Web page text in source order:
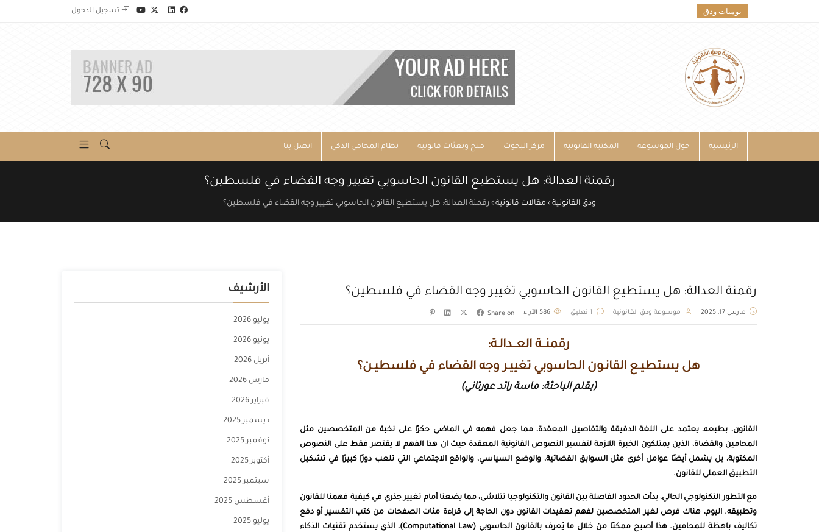
يوميات ودق تسجيل الدخول
الرئيسية حول الموسوعة المكتبة القانونية مركز البحوث منح وبعثات قانونية نظام المحامي الذكي اتصل بنا
رقمنة العدالة: هل يستطيع القانون الحاسوبي تغيير وجه القضاء في فلسطين؟
ودق القانونية › مقالات قانونية › رقمنة العدالة: هل يستطيع القانون الحاسوبي تغيير وجه القضاء في فلسطين؟
رقمنة العدالة: هل يستطيع القانون الحاسوبي تغيير وجه القضاء في فلسطين؟
مارس 17, 2025 موسوعة ودق القانونية 1 تعليق الآراء Share on
رقمنــة العــدالـة:
هل يستطيـع القانـون الحاسوبي تغييـر وجه القضاء في فلسطيـن؟
(بقلم الباحثة: ماسة رائد عورتاني)
القانون، بطبعه، يعتمد على اللغة الدقيقة والتفاصيل المعقدة، مما جعل فهمه في الماضي حكرًا على نخبة من المتخصصين مثل
المحامين والقضاة، الذين يمتلكون الخبرة اللازمة لتفسير النصوص القانونية المعقدة حيث ان هذا الفهم لا يقتصر فقط على النصوص
المكتوبة، بل يشمل أيضًا عوامل أخرى مثل السوابق القضائية، والوضع السياسي، والواقع الاجتماعي التي تلعب دورًا كبيرًا في تشكيل
التطبيق العملي للقانون.
مع التطور التكنولوجي الحالي، بدأت الحدود الفاصلة بين القانون والتكنولوجيا تتلاشى، مما يضعنا أمام تغيير جذري في كيفية فهمنا للقانون
وتطبيقه. اليوم، هناك فرص لغير المتخصصين لفهم تعقيدات القانون دون الحاجة إلى قراءة مئات الصفحات من كتب التفسير أو دفع
تكاليف باهظة للمحامين. هذا أصبح ممكنًا من خلال ما يُعرف بالقانون الحاسوبي (Computational Law)، الذي يستخدم تقنيات الذكاء
الأرشيف
يوليو 2026
يونيو 2026
أبريل 2026
مارس 2026
فبراير 2026
ديسمبر 2025
نوفمبر 2025
أكتوبر 2025
سبتمبر 2025
أغسطس 2025
يوليو 2025